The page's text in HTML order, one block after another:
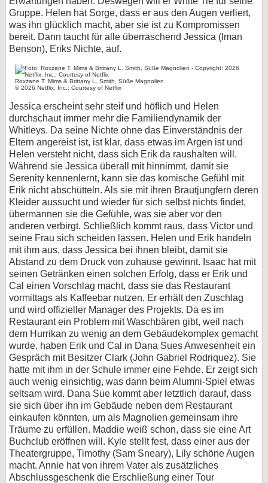
Gruppe. Helen hat Sorge, dass er aus den Augen verliert,
was ihn glücklich macht, aber sie ist zu Kompromissen
bereit. Dann taucht für alle überraschend Jessica (Iman
Benson), Eriks Nichte, auf.
Roxzane T. Mims & Brittany L. Smith, Süße Magnolien
© 2026 Netflix, Inc.; Courtesy of Netflix
Jessica erscheint sehr steif und höflich und Helen
durchschaut immer mehr die Familiendynamik der
Whitleys. Da seine Nichte ohne das Einverständnis der
Eltern angereist ist, ist klar, dass etwas im Argen ist und
Helen versteht nicht, dass sich Erik da raushalten will.
Während sie Jessica überall mit hinnimmt, damit sie
Serenity kennenlernt, kann sie das komische Gefühl mit
Erik nicht abschütteln. Als sie mit ihren Brautjungfern deren
Kleider aussucht und wieder für sich selbst nichts findet,
übermannen sie die Gefühle, was sie aber vor den
anderen verbirgt. Schließlich kommt raus, dass Victor und
seine Frau sich scheiden lassen. Helen und Erik handeln
mit ihm aus, dass Jessica bei ihnen bleibt, damit sie
Abstand zu dem Druck von zuhause gewinnt. Isaac hat mit
seinen Getränken einen solchen Erfolg, dass er Erik und
Cal einen Vorschlag macht, dass sie das Restaurant
vormittags als Kaffeebar nutzen. Er erhält den Zuschlag
und wird offizieller Manager des Projekts. Da es im
Restaurant ein Problem mit Waschbären gibt, weil nach
dem Hurrikan zu wenig an dem Gebäudekomplex gemacht
wurde, haben Erik und Cal in Dana Sues Anwesenheit ein
Gespräch mit Besitzer Clark (John Gabriel Rodriquez). Sie
hatte mit ihm in der Schule immer eine Fehde. Er zeigt sich
auch wenig einsichtig, was dann beim Alumni-Spiel etwas
seltsam wird. Dana Sue kommt aber letztlich darauf, dass
sie sich über ihn im Gebäude neben dem Restaurant
einkaufen könnten, um als Magnolien gemeinsam ihre
Träume zu erfüllen. Maddie weiß schon, dass sie eine Art
Buchclub eröffnen will. Kyle stellt fest, dass einer aus der
Theatergruppe, Timothy (Sam Sneary), Lily schöne Augen
macht. Annie hat von ihrem Vater als zusätzliches
Abschlussgeschenk die Erschließung einer Tour